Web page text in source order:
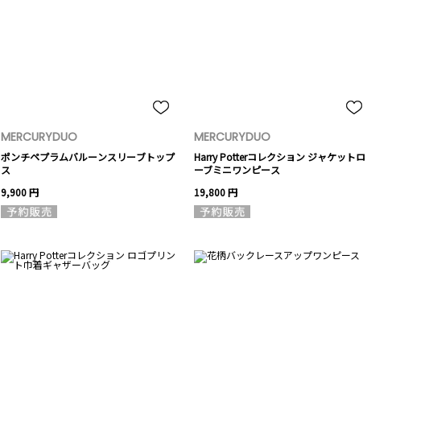
MERCURYDUO
ポンチペプラムバルーンスリーブトップ
ス
9,900 円
MERCURYDUO
Harry Potterコレクション ジャケットロ
ーブミニワンピース
19,800 円